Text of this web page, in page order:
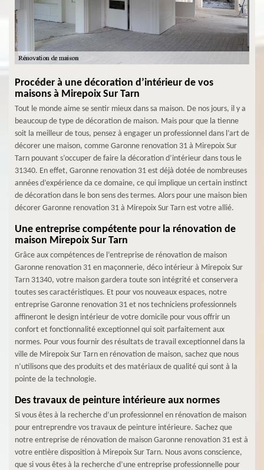
Procéder à une décoration d’intérieur de vos
maisons à Mirepoix Sur Tarn
Tout le monde aime se sentir mieux dans sa maison. De nos jours, il y a
beaucoup de type de décoration de maison. Mais pour que la tienne
soit la meilleur de tous, pensez à engager un professionnel dans l’art de
décorer une maison, comme Garonne renovation 31 à Mirepoix Sur
Tarn pouvant s’occuper de faire la décoration d’intérieur dans tous le
31340. En effet, Garonne renovation 31 est déjà dotée de nombreuses
années d’expérience da ce domaine, ce qui implique un certain instinct
de décoration dans le bon sens des termes. Alors pour une maison bien
décorer Garonne renovation 31 à Mirepoix Sur Tarn est votre allié.
Une entreprise compétente pour la rénovation de
maison Mirepoix Sur Tarn
Grâce aux compétences de l’entreprise de rénovation de maison
Garonne renovation 31 en maçonnerie, déco intérieur à Mirepoix Sur
Tarn 31340, votre maison gardera toute son intégrité et conservera
toutes ses caractéristiques. Et pour vos nouveaux espaces, notre
entreprise Garonne renovation 31 et nos techniciens professionnels
affineront le design intérieur de votre domicile pour vous offrir un
confort et fonctionnalité exceptionnel qui soit parfaitement aux
normes. Pour vous fournir des résultats de travail exceptionnel dans la
ville de Mirepoix Sur Tarn en rénovation de maison, sachez que nous
n’utilisons que des produits et des matériaux de qualité qui sont à la
pointe de la technologie.
Des travaux de peinture intérieure aux normes
Si vous êtes à la recherche d’un professionnel en rénovation de maison
pour entreprendre vos travaux de peinture intérieure. Sachez que
notre entreprise de rénovation de maison Garonne renovation 31 est à
votre entière disposition à Mirepoix Sur Tarn. Nous avons conscience,
que si vous êtes à la recherche d’une entreprise professionnelle pour